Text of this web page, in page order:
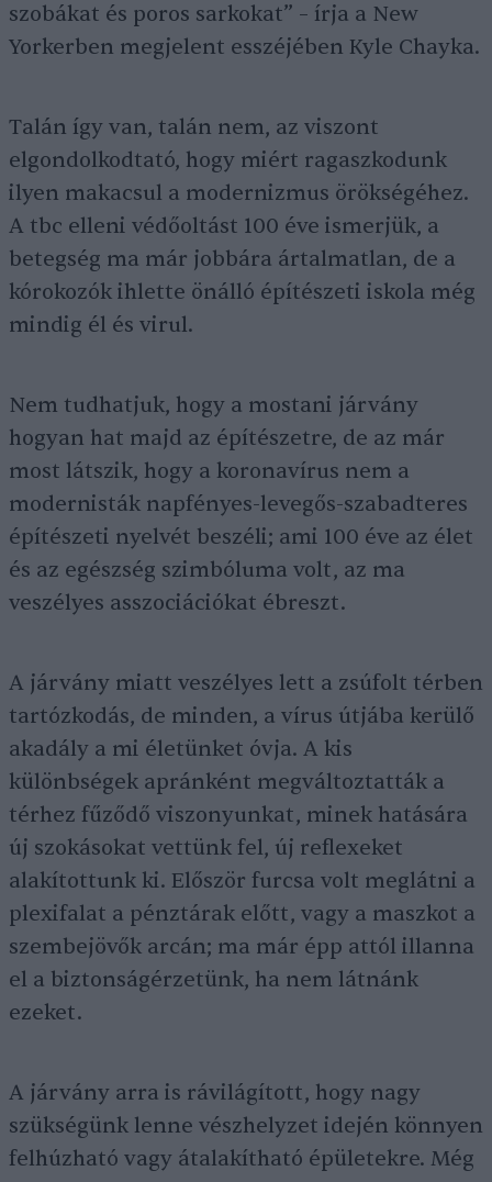
szobákat és poros sarkokat” – írja a New
Yorkerben megjelent esszéjében Kyle Chayka.
Talán így van, talán nem, az viszont
elgondolkodtató, hogy miért ragaszkodunk
ilyen makacsul a modernizmus örökségéhez.
A tbc elleni védőoltást 100 éve ismerjük, a
betegség ma már jobbára ártalmatlan, de a
kórokozók ihlette önálló építészeti iskola még
mindig él és virul.
Nem tudhatjuk, hogy a mostani járvány
hogyan hat majd az építészetre, de az már
most látszik, hogy a koronavírus nem a
modernisták napfényes-levegős-szabadteres
építészeti nyelvét beszéli; ami 100 éve az élet
és az egészség szimbóluma volt, az ma
veszélyes asszociációkat ébreszt.
A járvány miatt veszélyes lett a zsúfolt térben
tartózkodás, de minden, a vírus útjába kerülő
akadály a mi életünket óvja. A kis
különbségek apránként megváltoztatták a
térhez fűződő viszonyunkat, minek hatására
új szokásokat vettünk fel, új reflexeket
alakítottunk ki. Először furcsa volt meglátni a
plexifalat a pénztárak előtt, vagy a maszkot a
szembejövők arcán; ma már épp attól illanna
el a biztonságérzetünk, ha nem látnánk
ezeket.
A járvány arra is rávilágított, hogy nagy
szükségünk lenne vészhelyzet idején könnyen
felhúzható vagy átalakítható épületekre. Még